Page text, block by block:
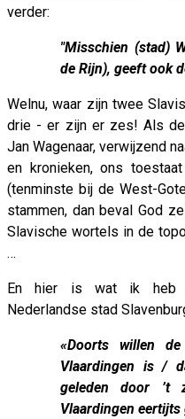
verder:
"Misschien (stad)
de Rijn), geeft ook
Welnu, waar zijn twee
drie - er zijn er zes! Als
Jan Wagenaar, verwijzend
en kronieken, ons
(tenminste bij de West-
stammen, dan beval God
Slavische wortels in de
…
En hier is wat ik heb
Nederlandse stad
«Doorts willen
Vlaardingen is /
geleden door ’t
Vlaardingen